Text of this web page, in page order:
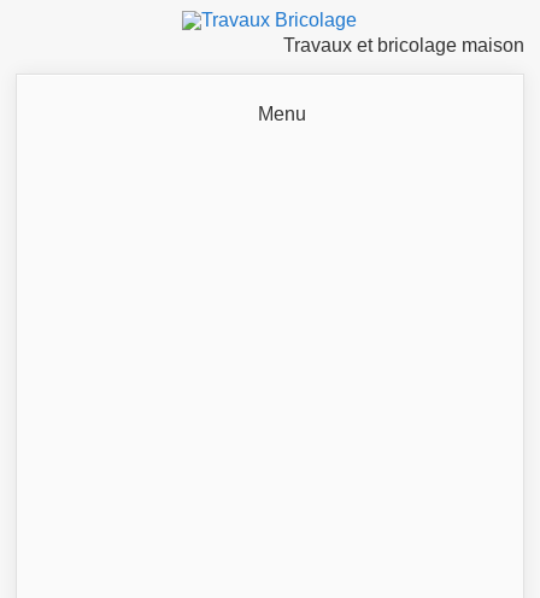
Travaux et bricolage maison
Menu